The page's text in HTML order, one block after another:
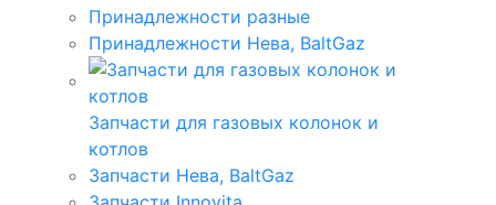
Принадлежности разные
Принадлежности Нева, BaltGaz
Запчасти для газовых колонок и
котлов
Запчасти Нева, BaltGaz